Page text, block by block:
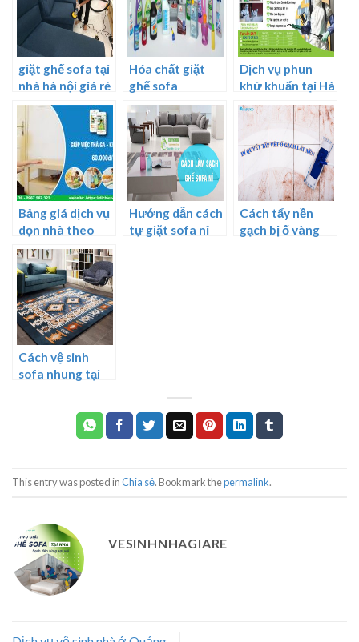
giặt ghế sofa tại
nhà hà nội giá rẻ
uy tín
Hóa chất giặt
ghế sofa
Dịch vụ phun
khử khuẩn tại Hà
Nội
Bảng giá dịch vụ
dọn nhà theo
giờ tại Hà Nội
mới nhất 2025
Hướng dẫn cách
tự giặt sofa nỉ
Cách tẩy nền
gạch bị ố vàng
Cách vệ sinh
sofa nhung tại
This entry was posted inChia sẻ. Bookmark thepermalink.
VESINHNHAGIARE